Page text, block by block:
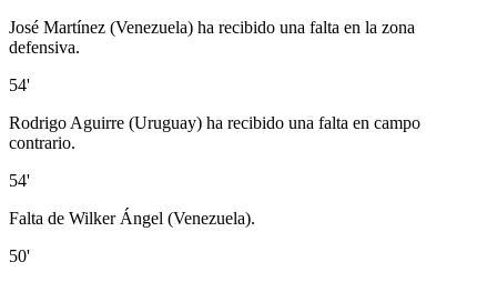
José Martínez (Venezuela) ha recibido una falta en la zona
defensiva.
54'
Rodrigo Aguirre (Uruguay) ha recibido una falta en campo
contrario.
54'
Falta de Wilker Ángel (Venezuela).
50'